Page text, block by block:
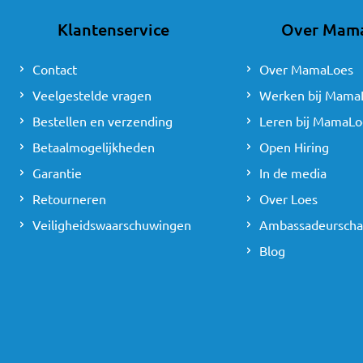
Er zijn ook babyfoons
telefoon of tablet. Het
Extra functies
Babyfoons bieden
je kindje op afstand
in het donker. Ook
sensoren vangt alle
Je kunt bij MamaLoes
Klantenservice
Contact
Veelgestelde vragen
Bestellen en verzending
Betaalmogelijkheden
Garantie
Retourneren
Veiligheidswaarschuwingen
Over
Over MamaLoes
Werken bij
Leren bij
Open Hiring
In de media
Over Loes
Blog